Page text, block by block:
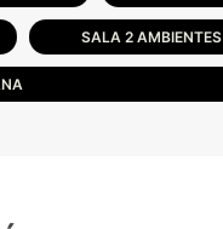
SALA 2 AMBIENTES